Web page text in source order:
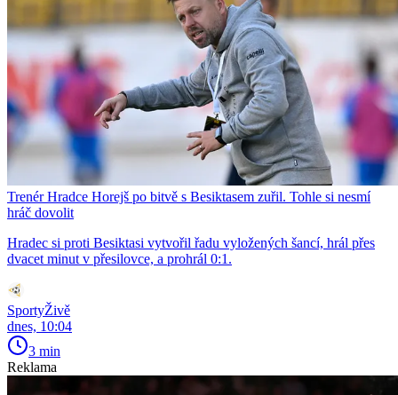
Trenér Hradce Horejš po bitvě s Besiktasem zuřil. Tohle si nesmí
hráč dovolit
Hradec si proti Besiktasi vytvořil řadu vyložených šancí, hrál přes
dvacet minut v přesilovce, a prohrál 0:1.
SportyŽivě
dnes, 10:04
3 min
Reklama